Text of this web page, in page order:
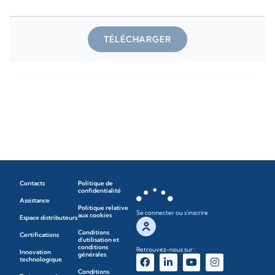
TÉLÉCHARGER
Contacts
Assistance
Espace distributeurs
Certifications
Innovation
technologique
Politique de
confidentialité
Politique relative
aux cookies
Conditions
d'utilisation et
conditions
générales
Conditions
Se connecter ou s'inscrire
Retrouvez-nous sur :